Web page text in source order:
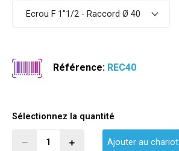
Ecrou F 1"1/2 - Raccord Ø 40
Référence: REC40
Sélectionnez la quantité
Ajouter au chariot